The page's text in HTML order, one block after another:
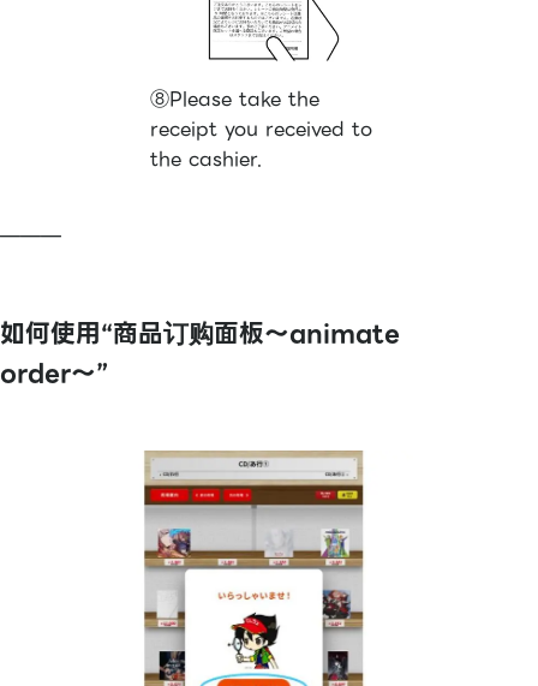
⑧Please take the
receipt you received to
the cashier.
———
如何使用“商品订购面板〜animate
order〜”